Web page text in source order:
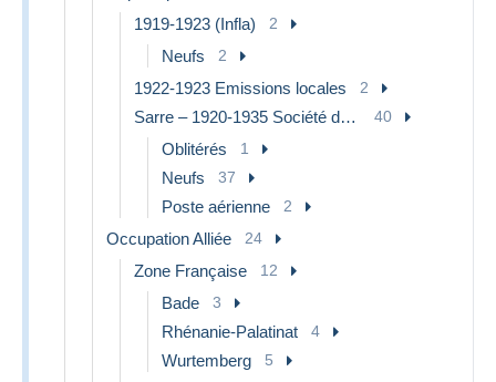
1919-1923 (Infla)
2
Neufs 2
1922-1923 Emissions locales 2
Sarre – 1920-1935 Société des Nations 40
Oblitérés 1
Neufs 37
Poste aérienne 2
Occupation Alliée 24
Zone Française 12
Bade 3
Rhénanie-Palatinat 4
Wurtemberg 5